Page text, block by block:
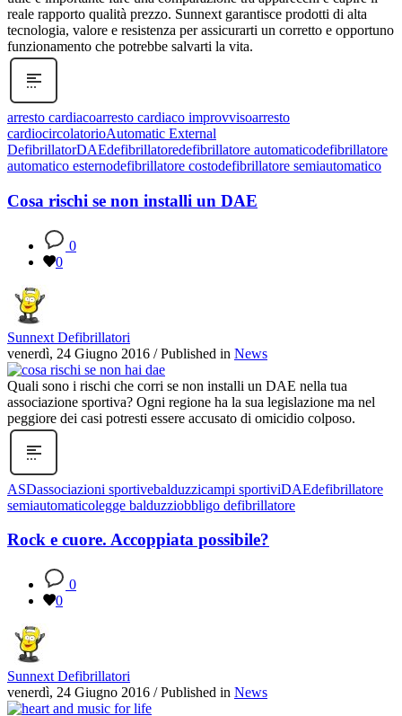
reale rapporto qualità prezzo. Sunnext garantisce prodotti di alta
tecnologia, valore e resistenza per assicurarti un corretto e opportuno
funzionamento che potrebbe salvarti la vita.
arresto cardiacoarresto cardiaco improvvisoarresto
cardiocircolatorioAutomatic External
DefibrillatorDAEdefibrillatoredefibrillatore automaticodefibrillatore
automatico esternodefibrillatore costodefibrillatore semiautomatico
Cosa rischi se non installi un DAE
0
0
Sunnext Defibrillatori
venerdì, 24 Giugno 2016 / Published in News
Quali sono i rischi che corri se non installi un DAE nella tua
associazione sportiva? Ogni regione ha la sua legislazione ma nel
peggiore dei casi potresti essere accusato di omicidio colposo.
ASDassociazioni sportivebalduzzicampi sportiviDAEdefibrillatore
semiautomaticolegge balduzziobbligo defibrillatore
Rock e cuore. Accoppiata possibile?
0
0
Sunnext Defibrillatori
venerdì, 24 Giugno 2016 / Published in News